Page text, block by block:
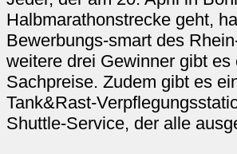
Halbmarathonstrecke geht,
Bewerbungs-smart des
weitere drei Gewinner gibt
Sachpreise. Zudem gibt es
Tank&Rast-
Shuttle-Service, der alle